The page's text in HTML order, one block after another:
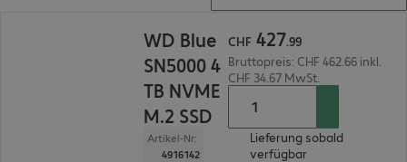
WD Blue
SN5000 4
TB NVME
M.2 SSD
Artikel-Nr:
4916142
CHF 427.99
Bruttopreis: CHF 462.66 inkl.
CHF 34.67 MwSt.
Lieferung sobald
verfügbar